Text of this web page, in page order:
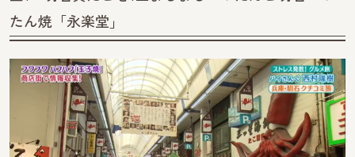
たん焼「永楽堂」